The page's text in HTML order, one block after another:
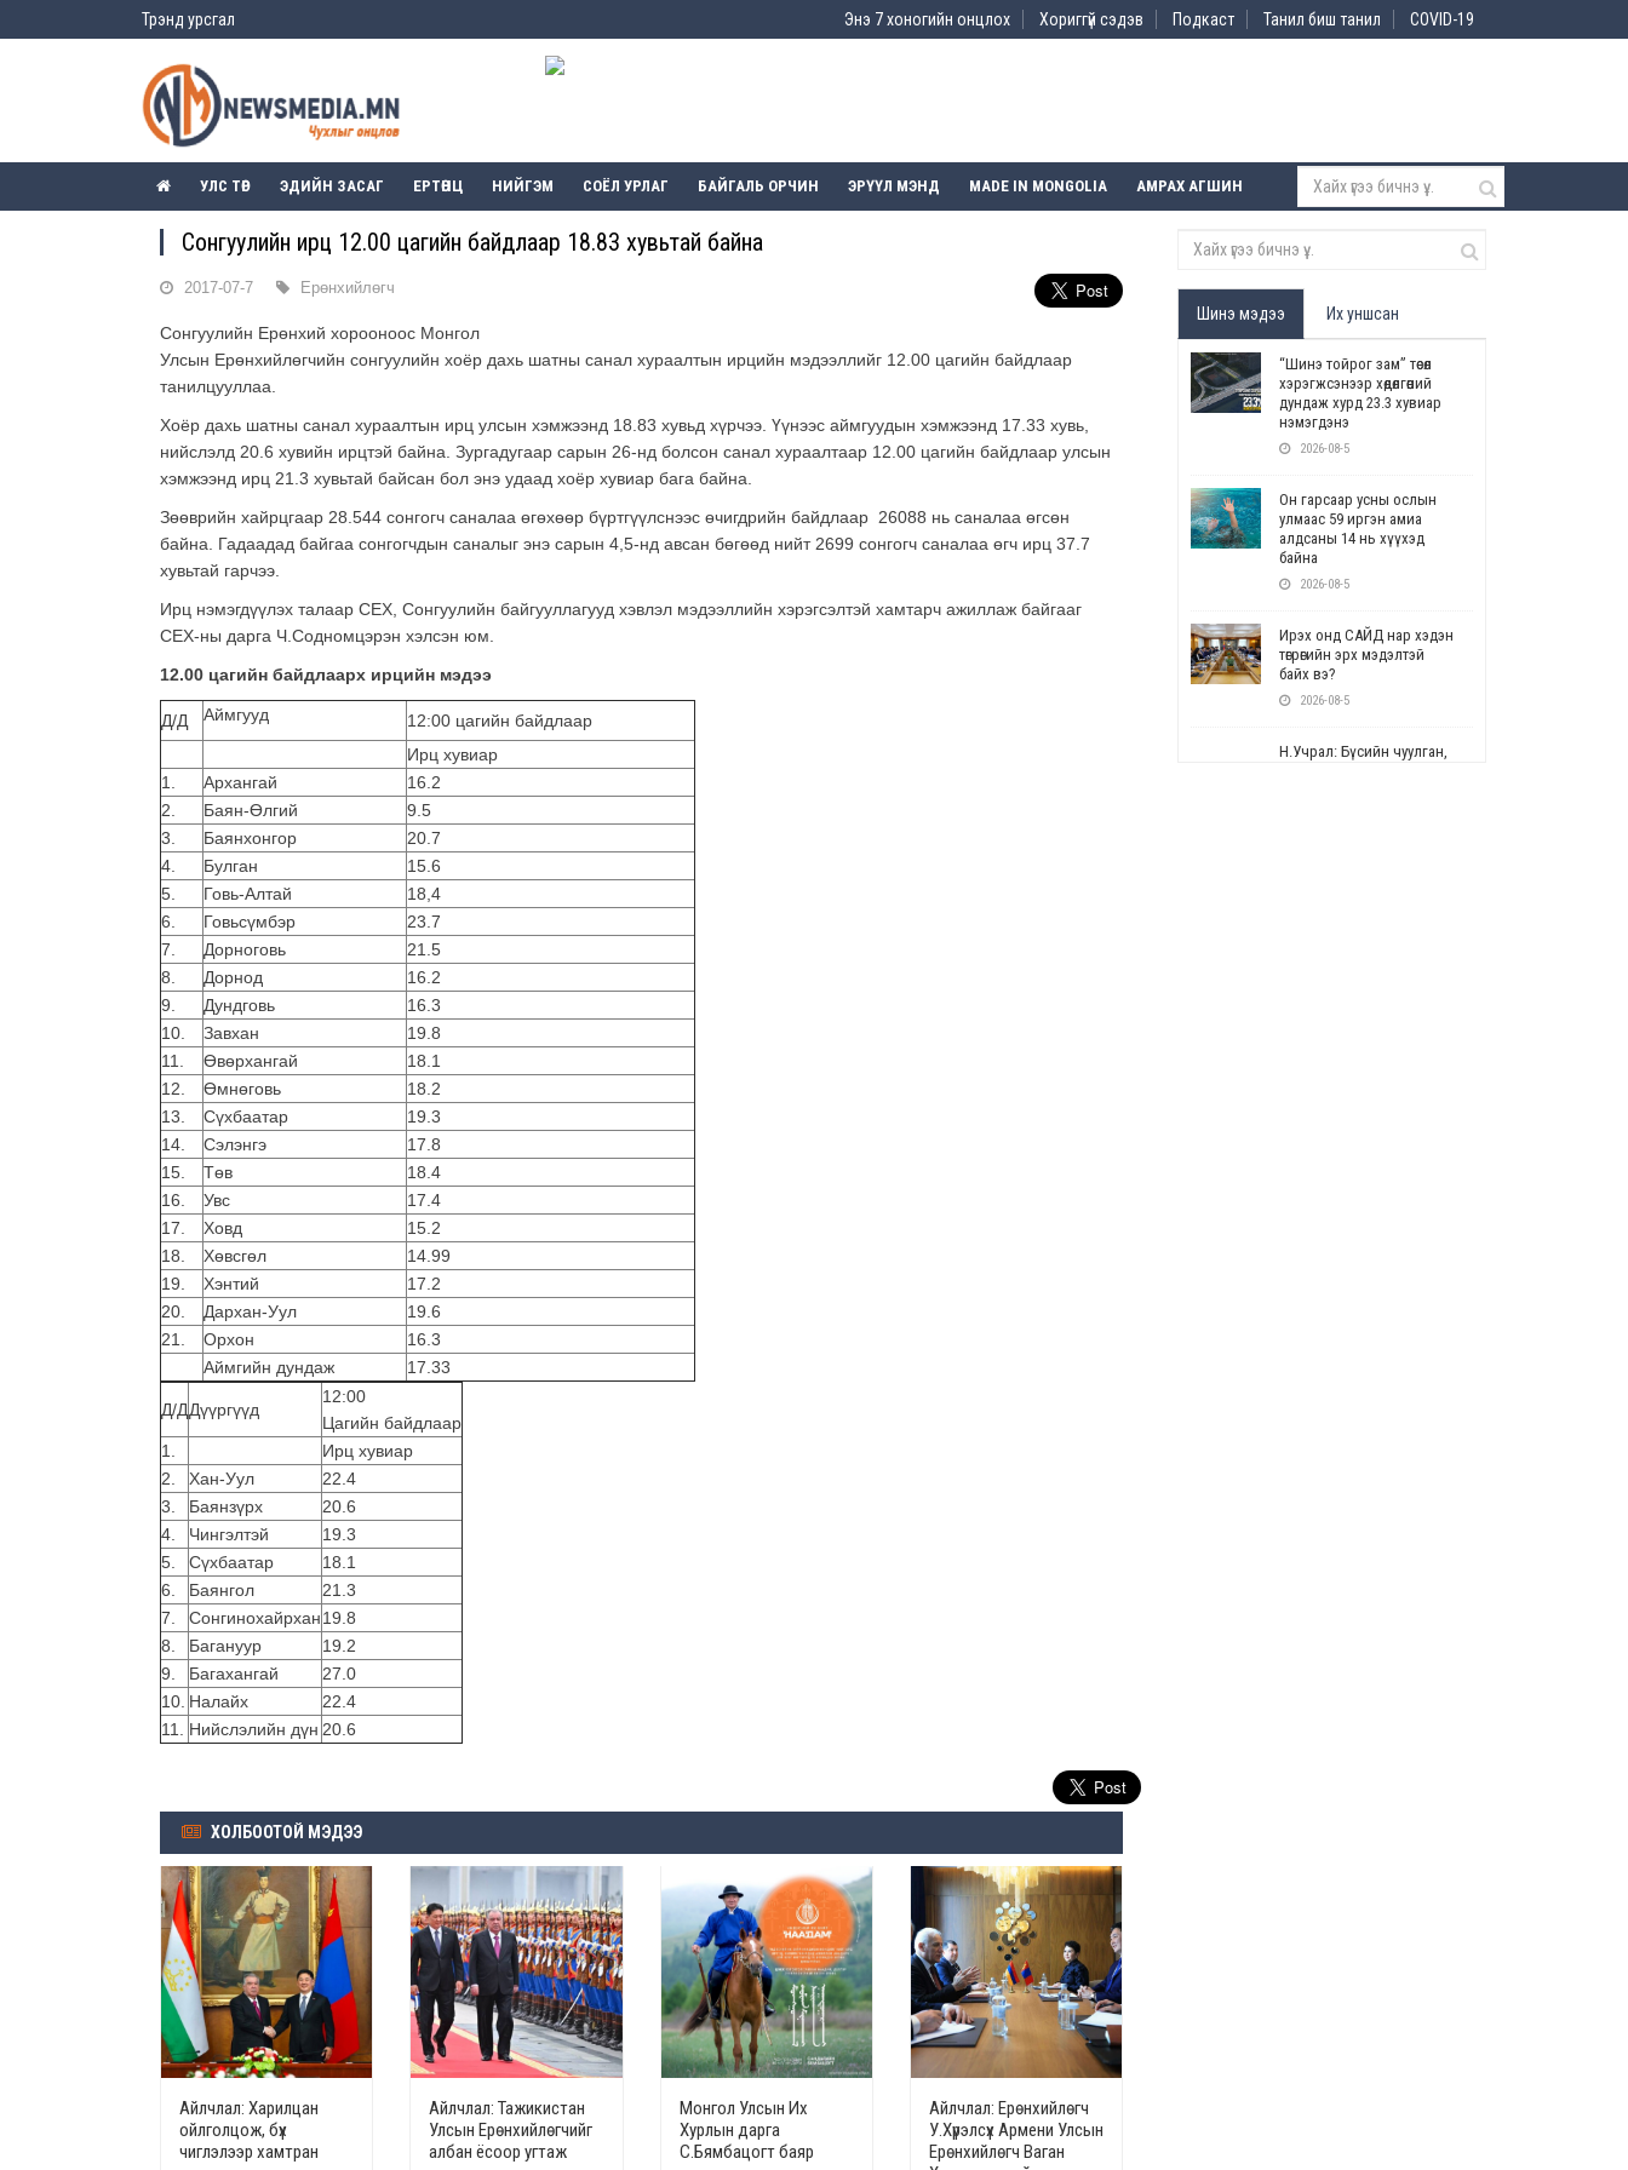
Трэнд урсгал Энэ 7 хоногийн онцлох Хориггүй сэдэв Подкаст Танил биш танил COVID-19
УЛС ТӨР ЭДИЙН ЗАСАГ ЕРТӨНЦ НИЙГЭМ СОЁЛ УРЛАГ БАЙГАЛЬ ОРЧИН ЭРҮҮЛ МЭНД MADE IN MONGOLIA АМРАХ АГШИН
Сонгуулийн ирц 12.00 цагийн байдлаар 18.83 хувьтай байна
2017-07-7 Ерөнхийлөгч
Сонгуулийн Eрөнхий хорооноос Монгол
Улсын Eрөнхийлөгчийн сонгуулийн хоёр дахь шатны санал хураалтын ирцийн мэдээллийг 12.00 цагийн байдлаар
танилцууллаа.
Хоёр дахь шатны санал хураалтын ирц улсын хэмжээнд 18.83 хувьд хүрчээ. Үүнээс аймгуудын хэмжээнд 17.33 хувь,
нийслэлд 20.6 хувийн ирцтэй байна. Зургадугаар сарын 26-нд болсон санал хураалтаар 12.00 цагийн байдлаар улсын
хэмжээнд ирц 21.3 хувьтай байсан бол энэ удаад хоёр хувиар бага байна.
Зөөврийн хайрцгаар 28.544 сонгогч саналаа өгөхөөр бүртгүүлснээс өчигдрийн байдлаар 26088 нь саналаа өгсөн
байна. Гадаадад байгаа сонгогчдын саналыг энэ сарын 4,5-нд авсан бөгөөд нийт 2699 сонгогч саналаа өгч ирц 37.7
хувьтай гарчээ.
Ирц нэмэгдүүлэх талаар СЕХ, Сонгуулийн байгууллагууд хэвлэл мэдээллийн хэрэгсэлтэй хамтарч ажиллаж байгааг
СЕХ-ны дарга Ч.Содномцэрэн хэлсэн юм.
12.00 цагийн байдлаарх ирцийн мэдээ
Д/Д Аймгууд
12:00 цагийн байдлаар
Ирц хувиар
1.
Архангай
16.2
2.
Баян-Өлгий
9.5
3.
Баянхонгор
20.7
4.
Булган
15.6
5.
Говь-Алтай
18,4
6.
Говьсүмбэр
23.7
7.
Дорноговь
21.5
8.
Дорнод
16.2
9.
Дундговь
16.3
10.
Завхан
19.8
11.
Өвөрхангай
18.1
12.
Өмнөговь
18.2
13.
Сүхбаатар
19.3
14.
Сэлэнгэ
17.8
15.
Төв
18.4
16.
Увс
17.4
17.
Ховд
15.2
18.
Хөвсгөл
14.99
19.
Хэнтий
17.2
20.
Дархан-Уул
19.6
21.
Орхон
16.3
Аймгийн дундаж
17.33
Д/ДДүүргүүд
12:00
Цагийн байдлаар
1.
Ирц хувиар
2.
Хан-Уул
22.4
3.
Баянзүрх
20.6
4.
Чингэлтэй
19.3
5.
Сүхбаатар
18.1
6.
Баянгол
21.3
7.
Сонгинохайрхан19.8
8.
Багануур
19.2
9.
Багахангай
27.0
10. Налайх
22.4
11. Нийслэлийн дүн 20.6
ХОЛБООТОЙ МЭДЭЭ
Айлчлал: Харилцан
ойлголцож, бүх
чиглэлээр хамтран
Айлчлал: Тажикистан
Улсын Ерөнхийлөгчийг
албан ёсоор угтаж
Монгол Улсын Их
Хурлын дарга
С.Бямбацогт баяр
Айлчлал: Ерөнхийлөгч
У.Хүрэлсүх Армени Улсын
Ерөнхийлөгч Ваган
Шинэ мэдээ Их уншсан
“Шинэ тойрог зам” төсөл
хэрэгжсэнээр хөдөлгөөний
дундаж хурд 23.3 хувиар
нэмэгдэнэ
2026-08-5
Он гарсаар усны ослын
улмаас 59 иргэн амиа
алдсаны 14 нь хүүхэд
байна
2026-08-5
Ирэх онд САЙД нар хэдэн
төгрөгийн эрх мэдэлтэй
байх вэ?
2026-08-5
Н.Учрал: Бүсийн чуулган,